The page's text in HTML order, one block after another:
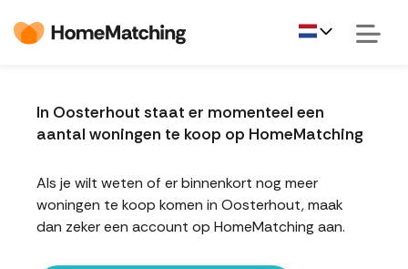
In Oosterhout staat er momenteel een
aantal woningen te koop op HomeMatching
Als je wilt weten of er binnenkort nog meer
woningen te koop komen in Oosterhout, maak
dan zeker een account op HomeMatching aan.